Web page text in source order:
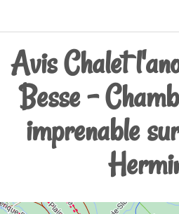
Avis Chalet
Besse -
imprenable